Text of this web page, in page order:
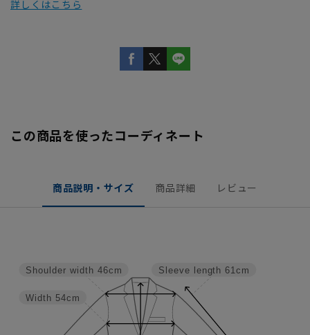
詳しくはこちら
この商品を使ったコーディネート
商品説明・サイズ 商品詳細 レビュー
Sleeve length 61cm
Width 54cm
Shoulder width 46cm